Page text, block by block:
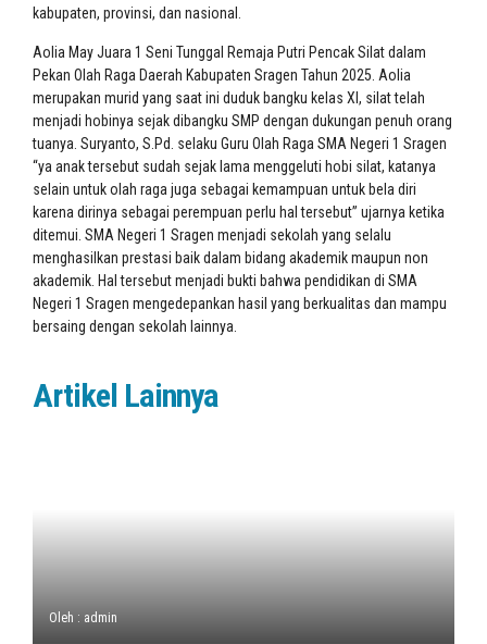
kabupaten, provinsi, dan nasional.
Aolia May Juara 1 Seni Tunggal Remaja Putri Pencak Silat dalam
Pekan Olah Raga Daerah Kabupaten Sragen Tahun 2025. Aolia
merupakan murid yang saat ini duduk bangku kelas XI, silat telah
menjadi hobinya sejak dibangku SMP dengan dukungan penuh orang
tuanya. Suryanto, S.Pd. selaku Guru Olah Raga SMA Negeri 1 Sragen
“ya anak tersebut sudah sejak lama menggeluti hobi silat, katanya
selain untuk olah raga juga sebagai kemampuan untuk bela diri
karena dirinya sebagai perempuan perlu hal tersebut” ujarnya ketika
ditemui. SMA Negeri 1 Sragen menjadi sekolah yang selalu
menghasilkan prestasi baik dalam bidang akademik maupun non
akademik. Hal tersebut menjadi bukti bahwa pendidikan di SMA
Negeri 1 Sragen mengedepankan hasil yang berkualitas dan mampu
bersaing dengan sekolah lainnya.
Artikel Lainnya
Oleh : admin